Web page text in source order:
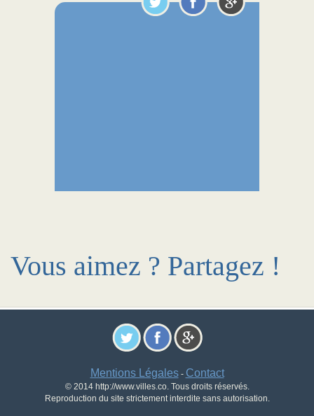
Vous aimez ? Partagez !
Mentions Légales- Contact
© 2014 http://www.villes.co. Tous droits réservés.
Reproduction du site strictement interdite sans autorisation.